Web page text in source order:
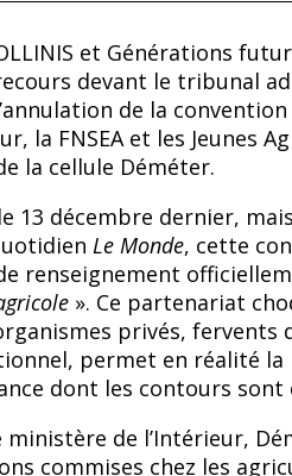
et Générations
devant le tribunal
de la
la FNSEA et les Jeunes
la cellule Déméter.
13 décembre dernier,
Le Monde, cette
renseignement
». Ce partenariat
privés, fervents
permet en réalité la
dont les contours sont
ministère de l’Intérieur,
commises chez les